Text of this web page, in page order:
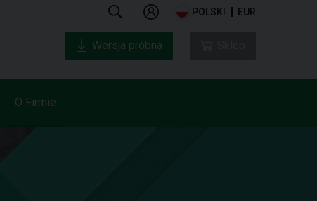
POLSKI EUR
O Firmie
Wersja próbna